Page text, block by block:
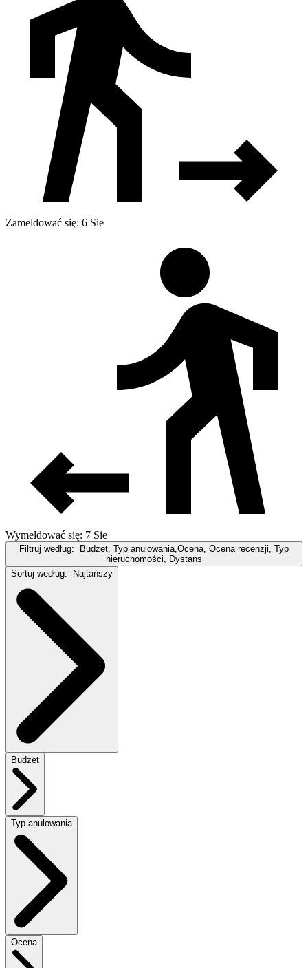
Zameldować się: 6 Sie
Wymeldować się: 7 Sie
Filtruj według:
Budżet, Typ anulowania,Ocena, Ocena recenzji, Typ
nieruchomości, Dystans
Sortuj według:
Najtańszy
Budżet
Typ anulowania
Ocena